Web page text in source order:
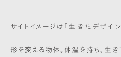
サイトイメージは 「生きたデザイン
形を変える物体。体温を持ち、生き